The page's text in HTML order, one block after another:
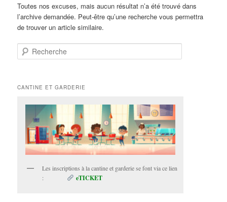
Toutes nos excuses, mais aucun résultat n’a été trouvé dans
l’archive demandée. Peut-être qu’une recherche vous permettra
de trouver un article similaire.
Recherche
CANTINE ET GARDERIE
Les inscriptions à la cantine et garderie se font via ce lien
:
eTICKET